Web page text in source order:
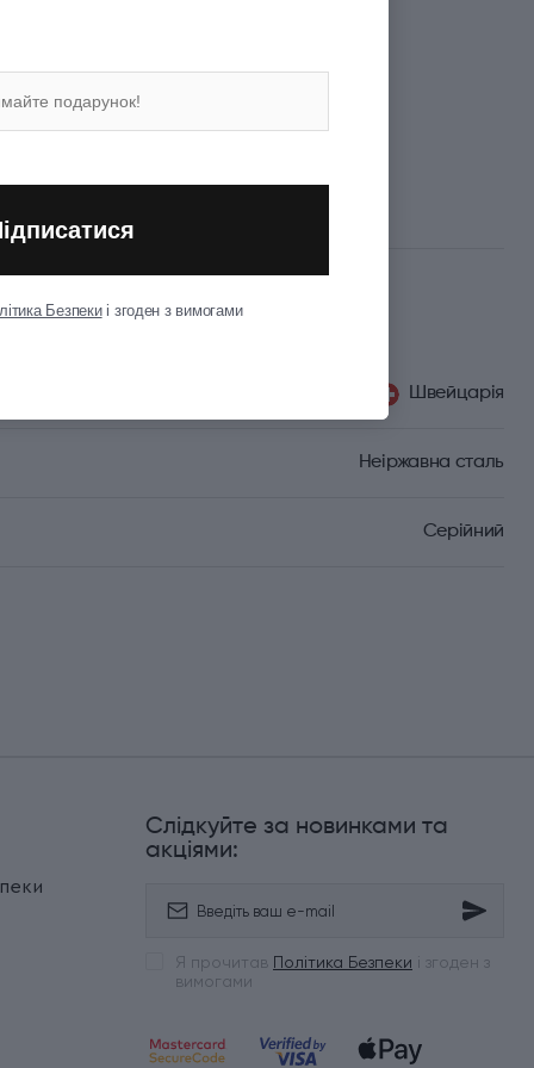
Швейцарія
Неіржавна сталь
Серійний
Слідкуйте за новинками та
акціями:
Я прочитав Політика Безпеки і згоден з
вимогами
Безпекиі згоден з вимогами